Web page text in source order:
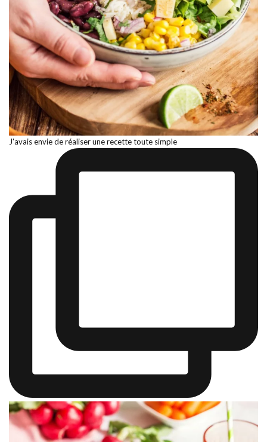
J'avais envie de réaliser une recette toute simple